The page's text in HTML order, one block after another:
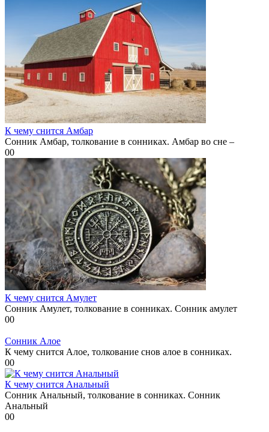
К чему снится Амбар
Сонник Амбар, толкование в сонниках. Амбар во сне –
00
К чему снится Амулет
Сонник Амулет, толкование в сонниках. Сонник амулет
00
Сонник Алое
К чему снится Алое, толкование снов алое в сонниках.
00
К чему снится Анальный
Сонник Анальный, толкование в сонниках. Сонник
Анальный
00